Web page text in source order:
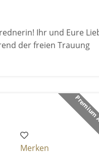
Ihr und Eure
der freien Trauung
Merken